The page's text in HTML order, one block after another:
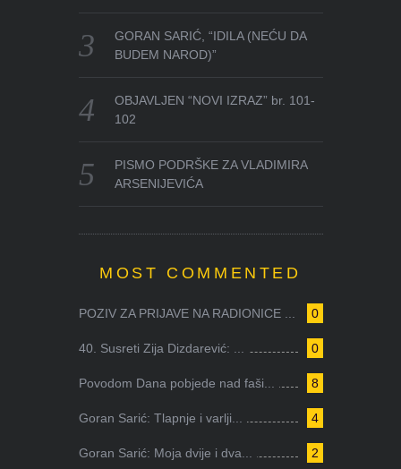
GORAN SARIĆ, “IDILA (NEĆU DA
BUDEM NAROD)”
OBJAVLJEN “NOVI IZRAZ” br. 101-
102
PISMO PODRŠKE ZA VLADIMIRA
ARSENIJEVIĆA
MOST COMMENTED
0
POZIV ZA PRIJAVE NA RADIONICE ...
0
40. Susreti Zija Dizdarević: ...
8
Povodom Dana pobjede nad faši...
4
Goran Sarić: Tlapnje i varlji...
2
Goran Sarić: Moja dvije i dva...